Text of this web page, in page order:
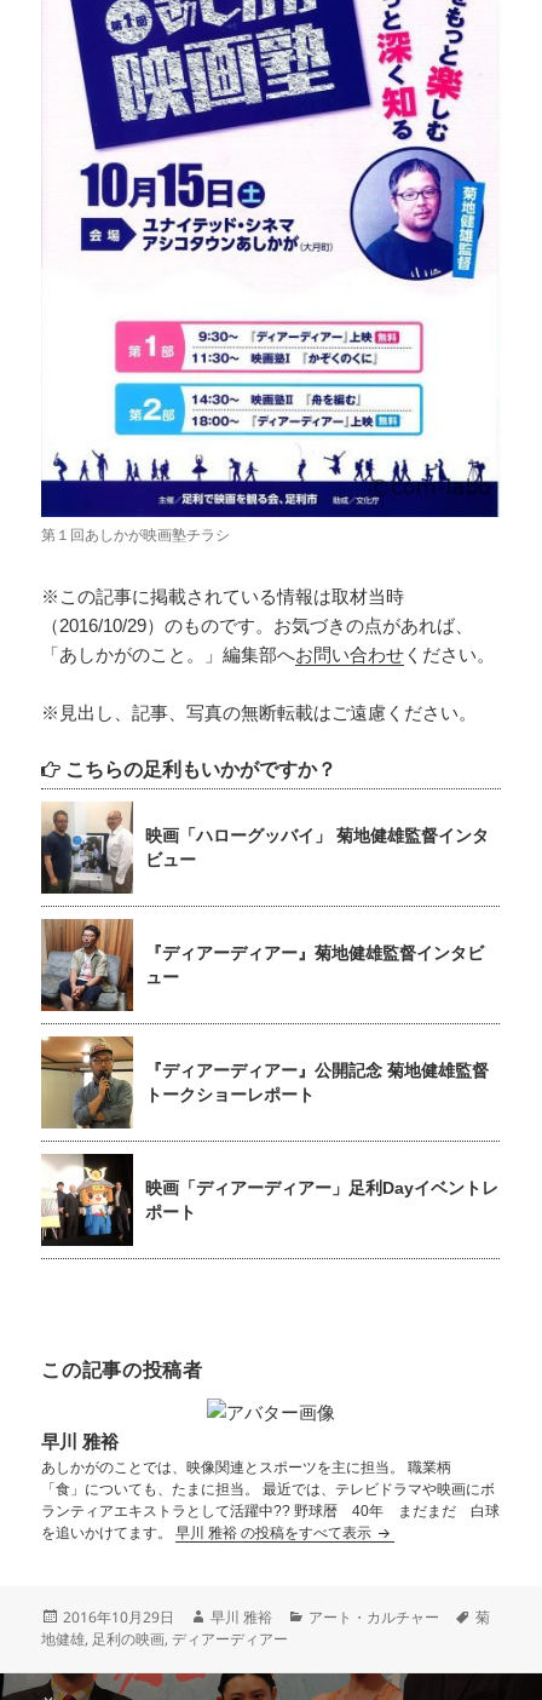
第１回あしかが映画塾チラシ
※この記事に掲載されている情報は取材当時
（2016/10/29）のものです。お気づきの点があれば、
「あしかがのこと。」編集部へお問い合わせ ください。
※見出し、記事、写真の無断転載はご遠慮ください。
こちらの足利もいかがですか？
映画「ハローグッバイ」 菊地健雄監督インタ
ビュー
『ディアーディアー』菊地健雄監督インタビ
ュー
『ディアーディアー』公開記念 菊地健雄監督
トークショーレポート
映画「ディアーディアー」足利Dayイベントレ
ポート
この記事の投稿者
早川 雅裕
あしかがのことでは、映像関連とスポーツを主に担当。 職業柄
「食」についても、たまに担当。 最近では、テレビドラマや映画にボ
ランティアエキストラとして活躍中?? 野球暦 40年 まだまだ 白球
を追いかけてます。早川 雅裕 の投稿をすべて表示
2016年10月29日 早川 雅裕 アート・カルチャー
菊
地健雄,足利の映画,ディアーディアー